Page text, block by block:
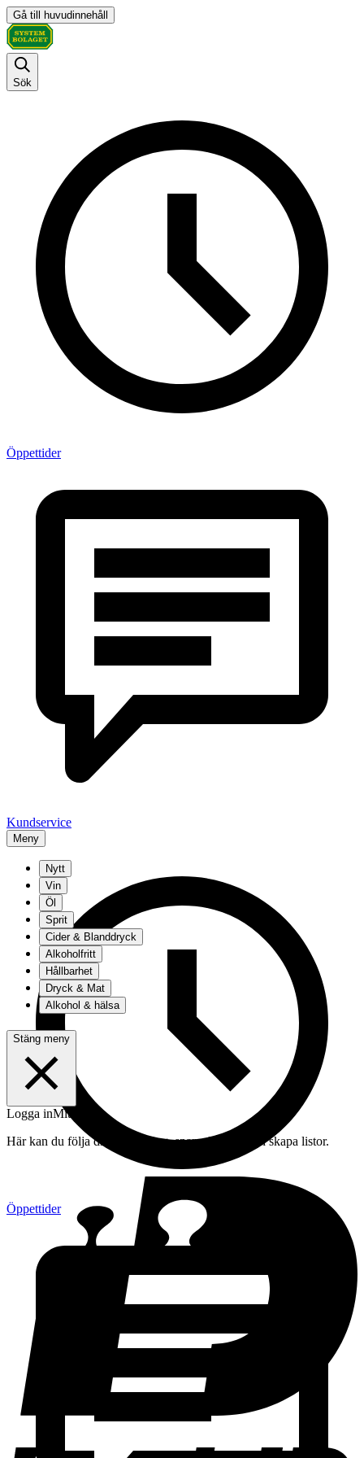
Gå till huvudinnehåll
Sök
Öppettider
Kundservice
Meny
Öppettider
Nytt
Vin
Öl
Sprit
Cider & Blanddryck
Alkoholfritt
Hållbarhet
Dryck & Mat
Alkohol & hälsa
Stäng meny
Logga inMitt konto
Här kan du följa din beställning, spara drycker och skapa listor.